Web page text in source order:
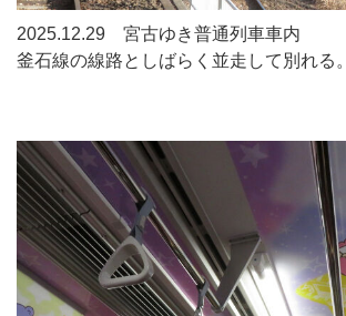
2025.12.29 宮古ゆき普通列車車内
釜石線の線路としばらく並走して別れる。